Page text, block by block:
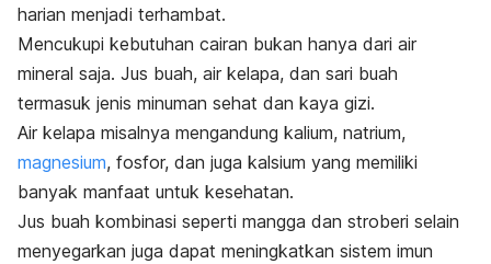
harian menjadi terhambat.
Mencukupi kebutuhan cairan bukan hanya dari air
mineral saja. Jus buah, air kelapa, dan sari buah
termasuk jenis minuman sehat dan kaya gizi.
Air kelapa misalnya mengandung kalium, natrium,
magnesium, fosfor, dan juga kalsium yang memiliki
banyak manfaat untuk kesehatan.
Jus buah kombinasi seperti mangga dan stroberi selain
menyegarkan juga dapat meningkatkan sistem imun